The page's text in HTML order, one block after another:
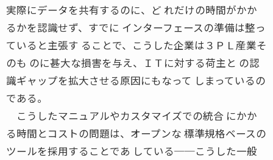
実際にデータを共有するのに、ど れだけの時間がかか
るかを認識せず、すでに インターフェースの準備は整っ
ていると主張す ることで、こうした企業は３ＰＬ産業そ
のも のに甚大な損害を与え、ＩＴに対する荷主と の認
識ギャップを拡大させる原因にもなって しまっているの
である。
こうしたマニュアルやカスタマイズでの統合 にかか
る時間とコストの問題は、オープンな 標準規格ベースの
ツールを採用することであ している──こうした一般